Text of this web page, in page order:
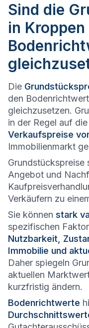
Sind die
in
Die
den
gleichzusetzen.
in der Regel auf die
Verkaufspreise
Immobilienmarkt
Grundstückspreise
Angebot und
Verkäufern zu
Sie können stark
spezifischen
Nutzbarkeit,
Immobilie und
Daher spiegeln
aktuellen
kurzfristig ändern.
Bodenrichtwerte